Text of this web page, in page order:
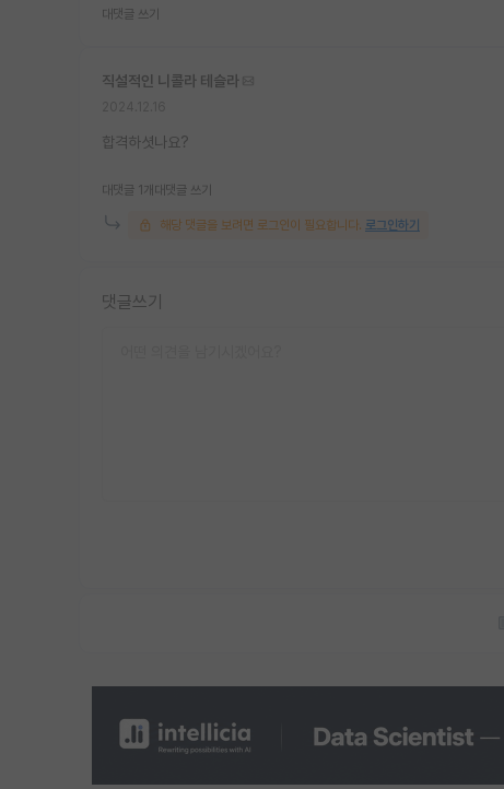
대댓글 쓰기
직설적인 니콜라 테슬라
합격하셧나요?
대댓글 1개 대댓글 쓰기
해당 댓글을 보려면 로그인이 필요합니다. 로그인하기
댓글쓰기